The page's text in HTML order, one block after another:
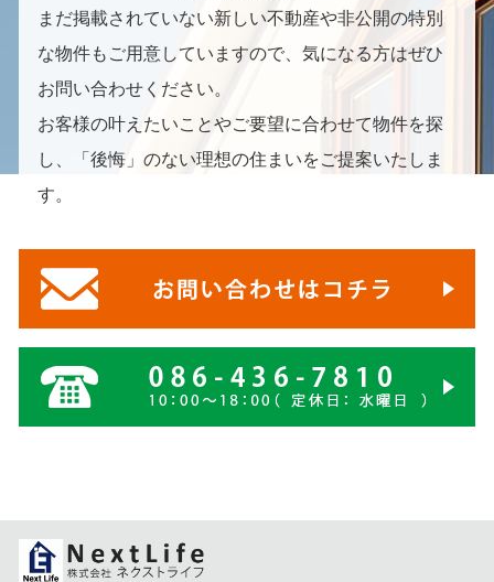
まだ掲載されていない新しい不動産や非公開の特別
な物件もご用意していますので、気になる方はぜひ
お問い合わせください。
お客様の叶えたいことやご要望に合わせて物件を探
し、「後悔」のない理想の住まいをご提案いたしま
す。